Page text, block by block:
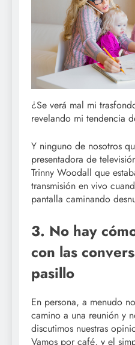
¿Se verá mal mi
revelando mi tendencia
Y ninguno de nosotros
presentadora de
Trinny Woodall que
transmisión en vivo
pantalla caminando
3. No hay
con las
pasillo
En persona, a menudo
camino a una reunión y
discutimos nuestras
Vamos por café, y el